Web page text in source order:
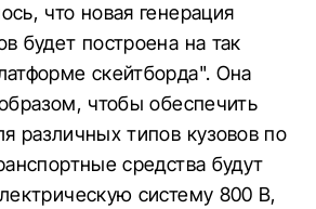
что новая генерация
будет построена на так
скейтборда". Она
чтобы обеспечить
различных типов кузовов по
средства будут
систему 800 В,